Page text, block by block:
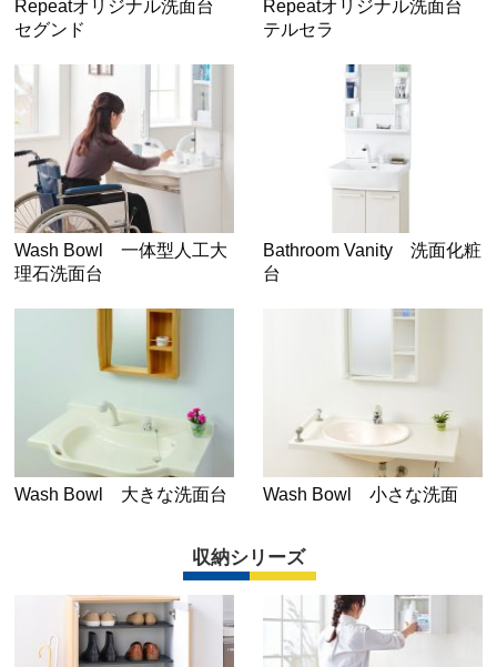
Repeatオリジナル洗面台
セグンド
Repeatオリジナル洗面台
テルセラ
Wash Bowl 一体型人工大
理石洗面台
Bathroom Vanity 洗面化粧
台
Wash Bowl 大きな洗面台 Wash Bowl 小さな洗面
収納シリーズ